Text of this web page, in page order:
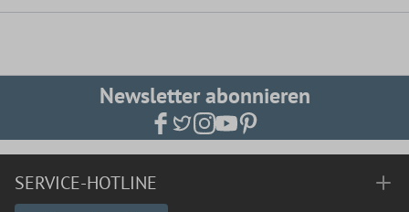
Newsletter abonnieren
SERVICE-HOTLINE